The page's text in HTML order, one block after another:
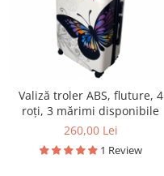
Valiză troler ABS, fluture, 4
roți, 3 mărimi disponibile
260,00 Lei
1 Review